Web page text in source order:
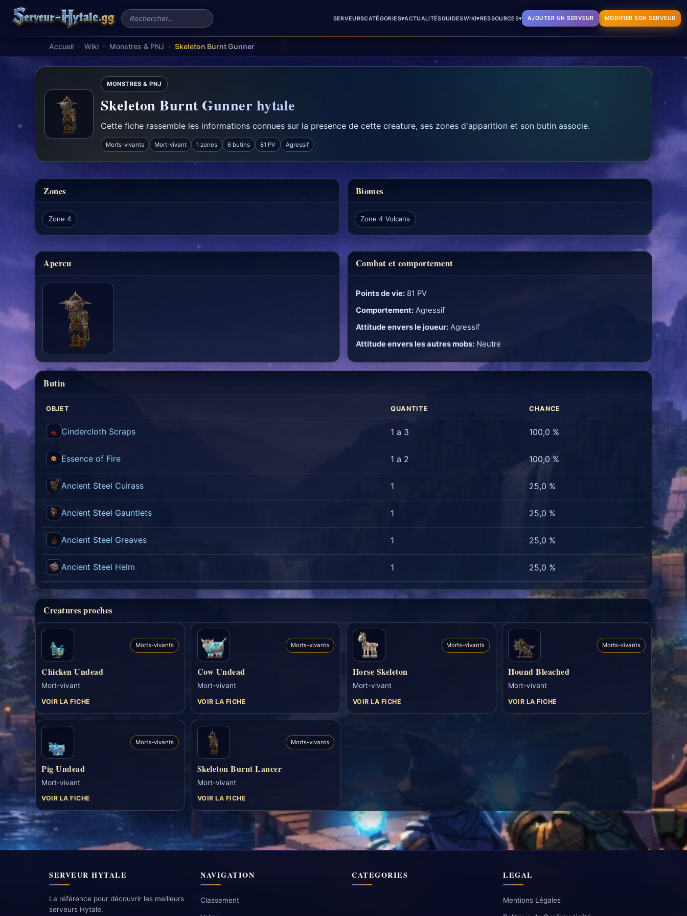
Rechercher un serveur SERVEURSCATÉGORIES▾ACTUALITÉSGUIDESWIKI▾RESSOURCES▾ AJOUTER UN SERVEUR MODIFIER SON SERVEUR
Accueil › Wiki › Monstres & PNJ › Skeleton Burnt Gunner
MONSTRES & PNJ
Skeleton Burnt Gunner hytale
Cette fiche rassemble les informations connues sur la presence de cette creature, ses zones d'apparition et son butin associe.
Morts-vivants Mort-vivant 1 zones 6 butins 81 PV Agressif
Zones
Zone 4
Biomes
Zone 4 Volcans
Apercu Combat et comportement
Points de vie:81 PV
Comportement:Agressif
Attitude envers le joueur:Agressif
Attitude envers les autres mobs:Neutre
Butin
OBJET QUANTITE CHANCE
Cindercloth Scraps 1 a 3 100,0 %
Essence of Fire 1 a 2 100,0 %
Ancient Steel Cuirass 1 25,0 %
Ancient Steel Gauntlets 1 25,0 %
Ancient Steel Greaves 1 25,0 %
Ancient Steel Helm 1 25,0 %
Creatures proches
Morts-vivants
Chicken Undead
Mort-vivant
VOIR LA FICHE
Morts-vivants
Cow Undead
Mort-vivant
VOIR LA FICHE
Morts-vivants
Horse Skeleton
Mort-vivant
VOIR LA FICHE
Morts-vivants
Hound Bleached
Mort-vivant
VOIR LA FICHE
Morts-vivants
Pig Undead
Mort-vivant
VOIR LA FICHE
Morts-vivants
Skeleton Burnt Lancer
Mort-vivant
VOIR LA FICHE
SERVEUR HYTALE
La référence pour découvrir les meilleurs
serveurs Hytale.
NAVIGATION
Classement
CATEGORIES LEGAL
Mentions Légales